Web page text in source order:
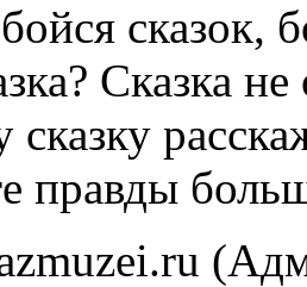
сказок,
Сказка не